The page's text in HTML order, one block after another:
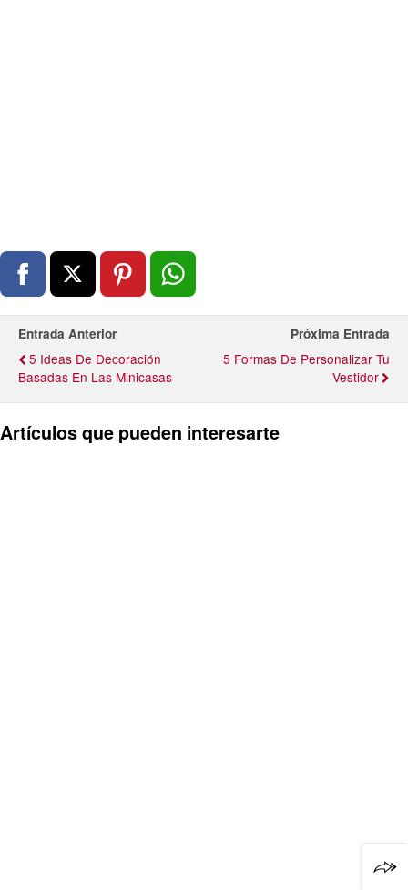
Entrada Anterior
5 Ideas De Decoración
Basadas En Las Minicasas
Próxima Entrada
5 Formas De Personalizar Tu
Vestidor
Artículos que pueden interesarte